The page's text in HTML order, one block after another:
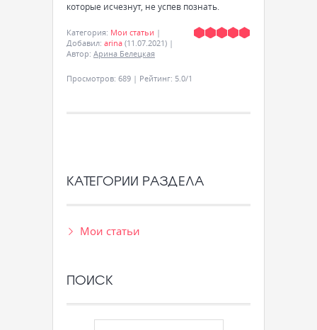
которые исчезнут, не успев познать.
Категория: Мои статьи |
Добавил: arina (11.07.2021) |
Автор: Арина Белецкая
Просмотров: 689 | Рейтинг: 5.0/1
КАТЕГОРИИ РАЗДЕЛА
Мои статьи
ПОИСК